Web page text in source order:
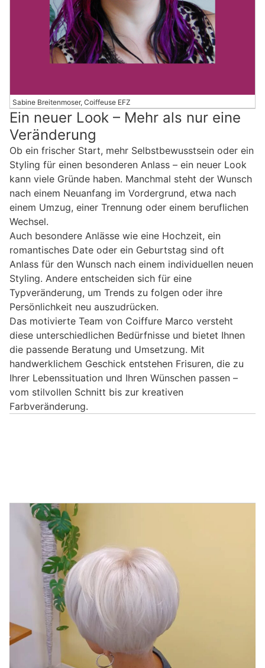
Sabine Breitenmoser, Coiffeuse EFZ
Ein neuer Look – Mehr als nur eine
Veränderung
Ob ein frischer Start, mehr Selbstbewusstsein oder ein
Styling für einen besonderen Anlass – ein neuer Look
kann viele Gründe haben. Manchmal steht der Wunsch
nach einem Neuanfang im Vordergrund, etwa nach
einem Umzug, einer Trennung oder einem beruflichen
Wechsel.
Auch besondere Anlässe wie eine Hochzeit, ein
romantisches Date oder ein Geburtstag sind oft
Anlass für den Wunsch nach einem individuellen neuen
Styling. Andere entscheiden sich für eine
Typveränderung, um Trends zu folgen oder ihre
Persönlichkeit neu auszudrücken.
Das motivierte Team von Coiffure Marco versteht
diese unterschiedlichen Bedürfnisse und bietet Ihnen
die passende Beratung und Umsetzung. Mit
handwerklichem Geschick entstehen Frisuren, die zu
Ihrer Lebenssituation und Ihren Wünschen passen –
vom stilvollen Schnitt bis zur kreativen
Farbveränderung.